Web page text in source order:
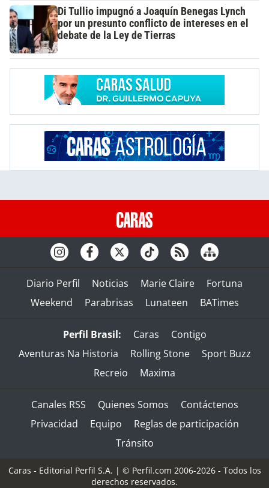
Di Tullio impugnó a Joaquín Benegas Lynch
por un presunto conflicto de intereses en el
debate de la Ley de Tierras
Diario Perfil Noticias Marie Claire
Fortuna
Weekend
Parabrisas Lunateen BATimes
Perfil Brasil: Caras
Contigo
Aventuras Na Historia
Rolling Stone
Sport Buzz
Recreio
Maxima
Canales RSS Quienes Somos
Contáctenos
Privacidad
Equipo
Reglas de participación
Tránsito
Caras - Editorial Perfil S.A. | © Perfil.com 2006-2026 - Todos los
derechos reservados.